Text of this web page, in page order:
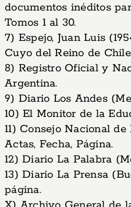
documentos inéditos
Tomos 1 al 30.
7) Espejo, Juan Luis
Cuyo del Reino de
8) Registro Oficial y
Argentina.
9) Diario Los Andes
10) El Monitor de la
11) Consejo Nacional
Actas, Fecha, Página.
12) Diario La Palabra
13) Diario La Prensa
página.